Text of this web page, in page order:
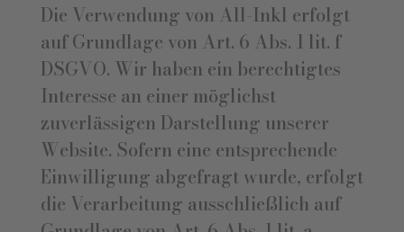
Die Verwendung von All-Inkl erfolgt
auf Grundlage von Art. 6 Abs. 1 lit. f
DSGVO. Wir haben ein berechtigtes
Interesse an einer möglichst
zuverlässigen Darstellung unserer
Website. Sofern eine entsprechende
Einwilligung abgefragt wurde, erfolgt
die Verarbeitung ausschließlich auf